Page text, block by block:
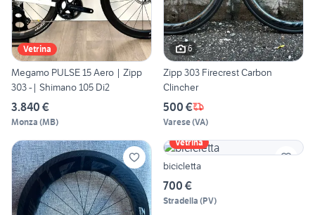
Vetrina
Megamo PULSE 15 Aero | Zipp
303 -| Shimano 105 Di2
3.840 €
Monza (MB)
6
Zipp 303 Firecrest Carbon
Clincher
500 €
Varese(VA)
Vetrina
bicicletta
700 €
Stradella (PV)